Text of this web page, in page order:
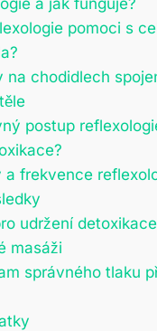
pomoci s
na chodidlech
postup
a frekvence
udržení
masáži
správného tlaku